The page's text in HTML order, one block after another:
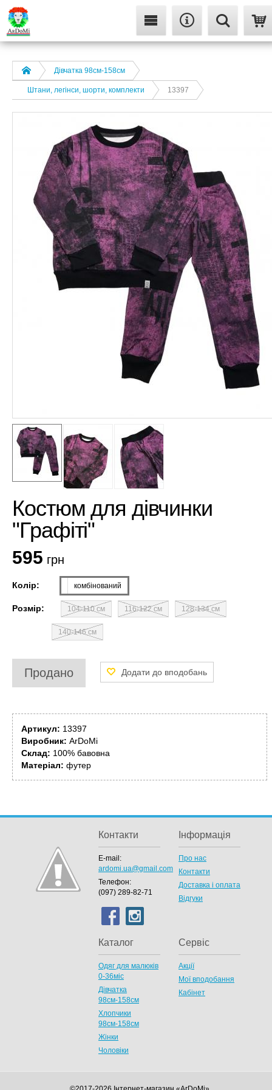
Дівчатка 98cм-158см
Штани, легінси, шорти, комплекти 13397
Костюм для дівчинки
"Графіті"
595 грн
Колір: комбінований
Розмір: 104-110 см 116-122 см 128-134 см
140-146 см
Продано
Артикул: 13397
Виробник: ArDoMi
Склад: 100% бавовна
Матеріал: футер
Контакти
E-mail:
ardomi.ua@gmail.com
Телефон:
(097) 289-82-71
Інформація
Про нас
Контакти
Доставка і оплата
Відгуки
Каталог
Одяг для малюків
0-36міс
Дівчатка
98cм-158см
Хлопчики
98см-158см
Жінки
Чоловіки
Сервіс
Акції
Мої вподобання
Кабінет